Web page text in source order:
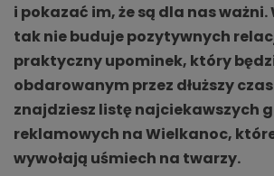
i pokazać im, że są dla nas ważni.
tak nie buduje pozytywnych
praktyczny upominek, który
obdarowanym przez dłuższy
znajdziesz listę najciekawszych
reklamowych na Wielkanoc,
wywołają uśmiech na twarzy.